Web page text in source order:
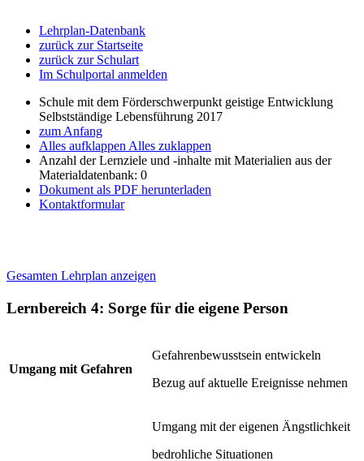
Lehrplan-Datenbank
zurück zur Startseite
zurück zur Schulart
Im Schulportal anmelden
Schule mit dem Förderschwerpunkt geistige Entwicklung
Selbstständige Lebensführung 2017
zum Anfang
Alles aufklappen Alles zuklappen
Anzahl der Lernziele und -inhalte mit Materialien aus der
Materialdatenbank: 0
Dokument als PDF herunterladen
Kontaktformular
Gesamten Lehrplan anzeigen
Lernbereich 4: Sorge für die eigene Person
Umgang mit Gefahren
Gefahrenbewusstsein entwickeln
Bezug auf aktuelle Ereignisse nehmen
Umgang mit der eigenen Ängstlichkeit
bedrohliche Situationen